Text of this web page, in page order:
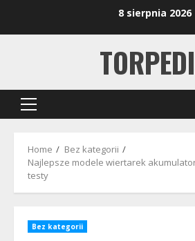
8 sierpnia 2026
Primary
Home
Bez kategorii
Najlepsze modele wiertarek
testy
Bez kategorii